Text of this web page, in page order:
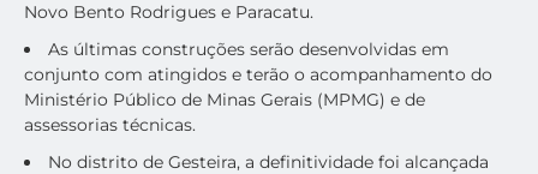
Novo Bento Rodrigues e Paracatu.
As últimas construções serão desenvolvidas em
conjunto com atingidos e terão o acompanhamento do
Ministério Público de Minas Gerais (MPMG) e de
assessorias técnicas.
No distrito de Gesteira, a definitividade foi alcançada